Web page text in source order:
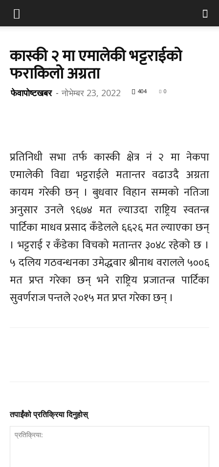
कास्की २ मा एमालेकी भट्टराईको
फराकिलो अग्रता
फेवापोष्टखबर - नोभेम्बर 23, 2022 404 0
प्रतिनिधी सभा तर्फ कास्की क्षेत्र नं २ मा नेकपा
एमालेकी विद्या भट्टराईले मतान्तर वढाउदै अग्रता
कायम गरेकी छन् । बुधवार विहान सम्मको नतिजा
अनुसार उनले ९६७४ मत ल्याउदा राष्ट्रिय स्वतन्त्र
पार्टिका माधव प्रसाद कँडेलले ६६२६ मत ल्याएका छन्
। भट्टराई र कँडेका विचको मतान्तर ३०४८ रहेको छ ।
५ दलिय गठवन्धनका उमेद्धवार श्रीनाथ वरालले ५००६
मत प्रप्त गरेका छन् भने राष्ट्रिय प्रजातन्त्र पार्टिका
सुवर्णराज पन्तले २०१५ मत प्रप्त गरेका छन् ।
तपाईंको प्रतिक्रिया दिनुहोस्